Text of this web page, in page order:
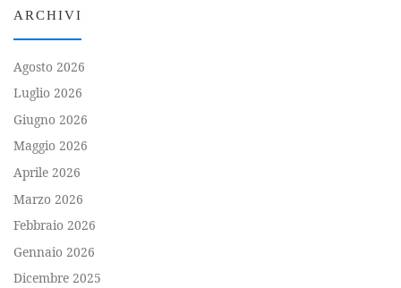
ARCHIVI
Agosto 2026
Luglio 2026
Giugno 2026
Maggio 2026
Aprile 2026
Marzo 2026
Febbraio 2026
Gennaio 2026
Dicembre 2025